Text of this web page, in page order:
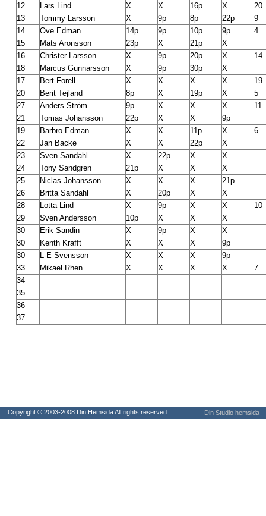
12
Lars Lind X X 16p X
20
13
Tommy Larsson X 9p 8p 22p
9
14
Ove Edman 14p 9p 10p 9p
4
15
Mats Aronsson 23p X 21p
X
16
Christer Larsson X 9p 20p X
14
18
Marcus Gunnarsson X 9p 30p
X
17
Bert Forell X X X X
19
20
Berit Tejland 8p X 19p X
5
27
Anders Ström 9p X X X
11
21
Tomas Johansson 22p X X
9p
19
Barbro Edman X X 11p X
6
22
Jan Backe X X 22p
X
23
Sven Sandahl X 22p X
X
24
Tony Sandgren 21p X X
X
25
Niclas Johansson X X X
21p
26
Britta Sandahl X 20p X
X
28
Lotta Lind X 9p X X
10
29
Sven Andersson 10p X X
X
30
Erik Sandin X 9p X
X
30
Kenth Krafft X X X
9p
30
L-E Svensson X X X
9p
33
Mikael Rhen X X X X
7
34
35
36
37
Copyright © 2003-2008 Din Hemsida All rights reserved. Din Studio hemsida